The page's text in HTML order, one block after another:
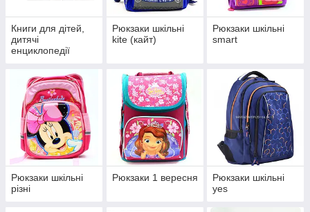
Книги для дітей,
дитячі
енциклопедії
Рюкзаки шкільні
kite (кайт)
Рюкзаки шкільні
smart
Рюкзаки шкільні
різні
Рюкзаки 1 вересня
Рюкзаки шкільні
yes